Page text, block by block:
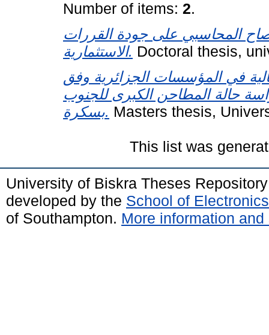
Number of items: 2.
المحاسبي على جودة القررات
الاستثمارية. Doctoral thesis,
في المؤسسات الجزائرية وفق
حالة المطاحن الكبرى للجنوب
بسكرة. Masters thesis,
This list was
University of Biskra Theses
developed by the School of
of Southampton. More information